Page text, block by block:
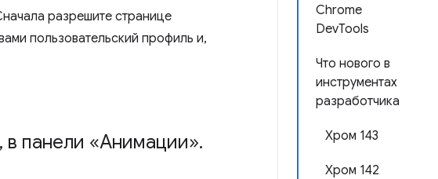
Chrome
DevTools
Что нового в
инструментах
разработчика
Хром 143
Хром 142
разрешите странице
пользовательский профиль и,
, в панели «Анимации».